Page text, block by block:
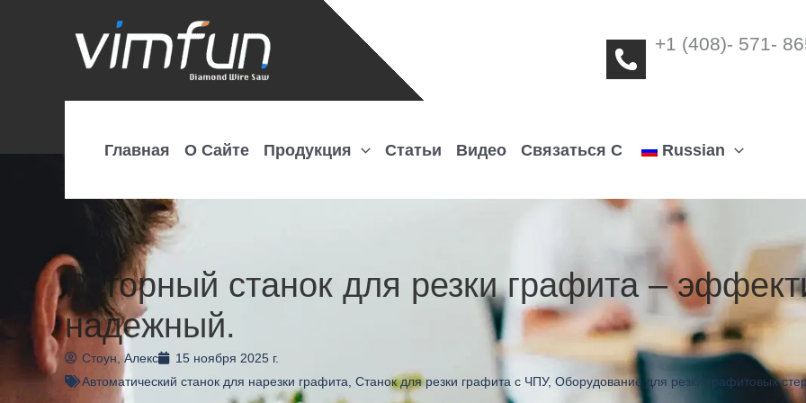
содержимому
+1 (408)- 571-
Главная О Сайте Продукция Статьи Видео Связаться С Russian
Роторный станок для резки графита –
надежный.
Стоун, Алекс
15 ноября 2025 г.
Автоматический станок для нарезки графита Станок для резки графита с ЧПУ, Оборудование для резки графитовых